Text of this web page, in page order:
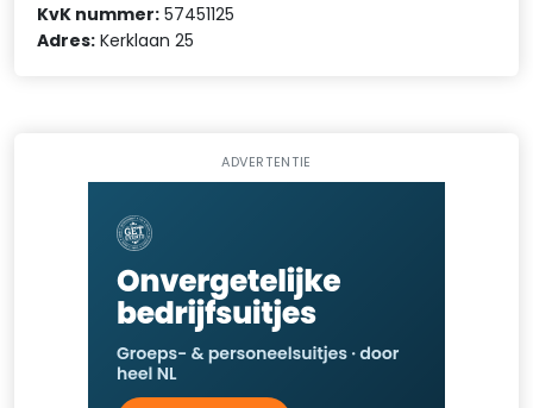
KvK nummer: 57451125
Adres: Kerklaan 25
ADVERTENTIE